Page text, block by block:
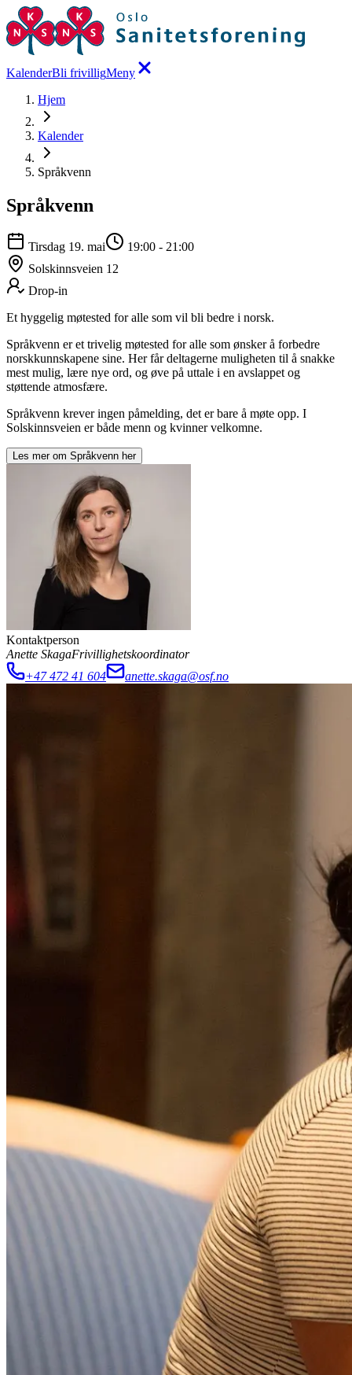
KalenderBli frivilligMeny
Hjem
Kalender
Språkvenn
Språkvenn
Tirsdag 19. mai 19:00 - 21:00
Solskinnsveien 12
Drop-in
Et hyggelig møtested for alle som vil bli bedre i norsk.
Språkvenn er et trivelig møtested for alle som ønsker å forbedre
norskkunnskapene sine. Her får deltagerne muligheten til å snakke
mest mulig, lære nye ord, og øve på uttale i en avslappet og
støttende atmosfære.
Språkvenn krever ingen påmelding, det er bare å møte opp. I
Solskinnsveien er både menn og kvinner velkomne.
Les mer om Språkvenn her
Kontaktperson
Anette SkagaFrivillighetskoordinator
+47 472 41 604
anette.skaga@osf.no